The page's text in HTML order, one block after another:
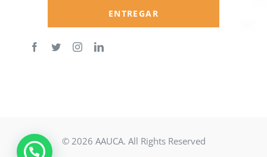
ENTREGAR
© 2026 AAUCA. All Rights Reserved